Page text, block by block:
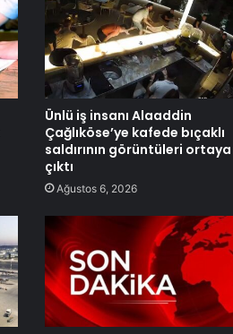
Ünlü iş insanı Alaaddin
Çağlıköse’ye kafede bıçaklı
saldırının görüntüleri ortaya
çıktı
Ağustos 6, 2026